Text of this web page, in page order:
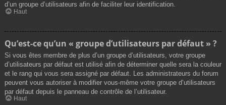
d’un groupe d’utilisateurs afin de faciliter leur identification.
Haut
Qu’est-ce qu’un « groupe d’utilisateurs par défaut » ?
Si vous êtes membre de plus d’un groupe d’utilisateurs, votre groupe
d’utilisateurs par défaut est utilisé afin de déterminer quelle sera la couleur
et le rang qui vous sera assigné par défaut. Les administrateurs du forum
peuvent vous autoriser à modifier vous-même votre groupe d’utilisateurs
par défaut depuis le panneau de contrôle de l’utilisateur.
Haut